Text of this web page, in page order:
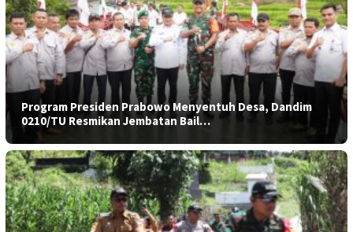
Program Presiden Prabowo Menyentuh Desa, Dandim
0210/TU Resmikan Jembatan Bail…